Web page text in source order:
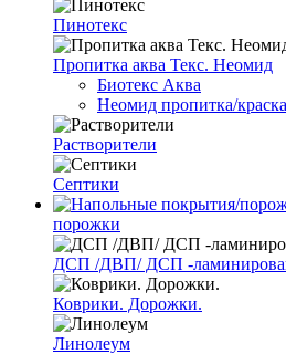
Пинотекс
Пропитка аква Текс. Неомид
Биотекс Аква
Неомид пропитка/краска
Растворители
Септики
порожки
ДСП /ДВП/ ДСП -
Коврики. Дорожки.
Линолеум